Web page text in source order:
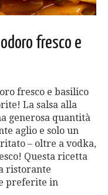
fresco e
fresco e basilico
La salsa alla
generosa quantità
aglio e solo un
– oltre a vodka,
Questa ricetta
ristorante
preferite in